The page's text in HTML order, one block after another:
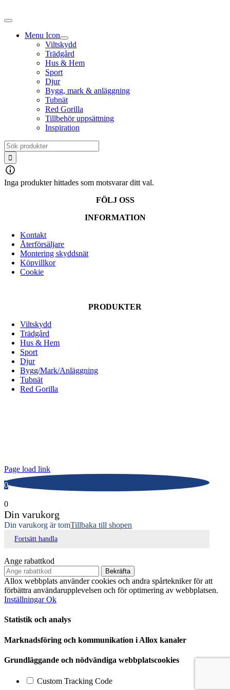
till
Menu Icon
Viltskydd
Trädgård
Hus & Hem
Sport
Djur
Bygg, mark & anläggning
Tubnät
Red Gorilla
Tillbehör uppsättning
Inspiration
Sök
efter:
Inga produkter hittades som motsvarar ditt val.
FÖLJ OSS
INFORMATION
Kontakt
Återförsäljare
Montering skyddsnät
Köpvillkor
Cookie
PRODUKTER
Viltskydd
Trädgård
Hus & Hem
Sport
Djur
Bygg/Mark/Anläggning
Tubnät
Red Gorilla
Page load link
0
0
Din varukorg
Din varukorg är tomTillbaka till shopen
Fortsätt handla
Ange rabattkod
Bekräfta
Allox webbplats använder cookies och andra spårtekniker för att
förbättra användarupplevelsen och för optimering av webbplatsen.
InställningarOk
Statistik och analys
Marknadsföring och kommunikation i Allox kanaler
Grundläggande och nödvändiga webbplatscookies
Custom Tracking Code